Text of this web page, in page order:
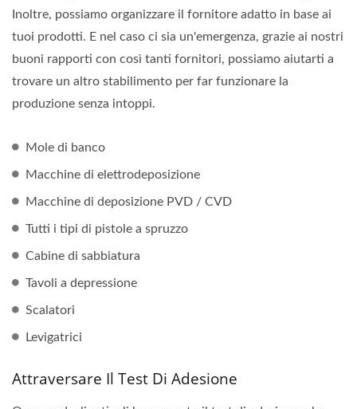
Inoltre, possiamo organizzare il fornitore adatto in base ai
tuoi prodotti. E nel caso ci sia un'emergenza, grazie ai nostri
buoni rapporti con così tanti fornitori, possiamo aiutarti a
trovare un altro stabilimento per far funzionare la
produzione senza intoppi.
Mole di banco
Macchine di elettrodeposizione
Macchine di deposizione PVD / CVD
Tutti i tipi di pistole a spruzzo
Cabine di sabbiatura
Tavoli a depressione
Scalatori
Levigatrici
Attraversare Il Test Di Adesione